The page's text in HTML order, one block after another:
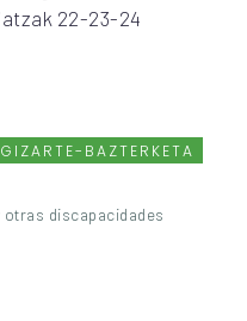
22-23-24
GIZARTE-BAZTERKETA
otras discapacidades